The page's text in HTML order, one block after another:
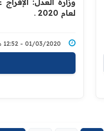
لعام 2020 ـ
01/03/2020 - 12:52 مساءً